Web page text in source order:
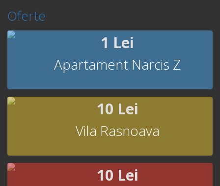
Oferte
1 Lei
Apartament Narcis Z
10 Lei
Vila Rasnoava
10 Lei